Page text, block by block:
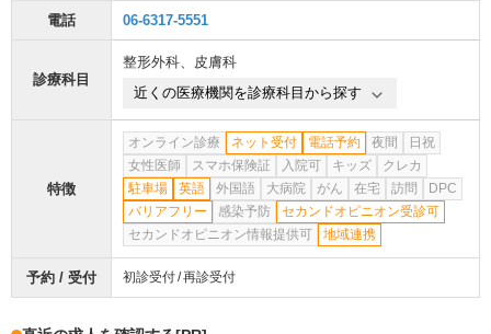
電話 06-6317-5551
診療科目
整形外科、 皮膚科
近くの医療機関を診療科目から探す
特徴
オンライン診療 ネット受付 電話予約 夜間
日祝
女性医師
スマホ保険証 入院可 キッズ
クレカ
駐車場
英語 外国語 大病院 がん 在宅 訪問
DPC
バリアフリー
感染予防
セカンドオピニオン受診可
セカンドオピニオン情報提供可
地域連携
予約 / 受付 初診受付 再診受付